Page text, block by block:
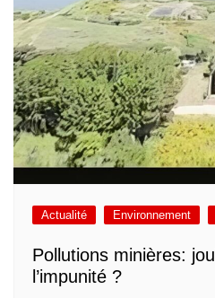
Actualité Environnement
Pollutions minières:
l’impunité ?